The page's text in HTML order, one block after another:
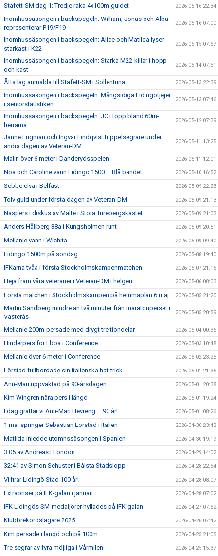
Stafett-SM dag 1: Tredje raka 4x100m-guldet 2026-05-16 22:34
Inomhussäsongen i backspegeln: William, Jonas och Alba
representerar P19/F19
2026-05-16 07:00
Inomhussäsongen i backspegeln: Alice och Matilda lyser
starkast i K22
2026-05-15 07:57
Inomhussäsongen i backspegeln: Starka M22-killar i hopp
och kast
2026-05-14 07:51
Åtta lag anmälda till Stafett-SM i Sollentuna 2026-05-13 22:39
Inomhussäsongen i backspegeln: Mångsidiga Lidingötjejer
i seniorstatistiken
2026-05-13 07:46
Inomhussäsongen i backspegeln: JC i topp bland 60m-
herrarna
2026-05-12 07:39
Janne Engman och Ingvar Lindqvist trippelsegrare under
andra dagen av Veteran-DM
2026-05-11 13:25
Malin över 6 meter i Danderydsspelen 2026-05-11 12:01
Noa och Caroline vann Lidingö 1500 – Blå bandet 2026-05-10 16:52
Sebbe elva i Belfast 2026-05-09 22:23
Tolv guld under första dagen av Veteran-DM 2026-05-09 21:13
Näspers i diskus av Malte i Stora Turebergskastet 2026-05-09 21:03
Anders Hållberg 38a i Kungsholmen runt 2026-05-09 20:51
Mellanie vann i Wichita 2026-05-09 09:40
Lidingö 1500m på söndag 2026-05-08 19:40
IFKarna tvåa i första Stockholmskampenmatchen 2026-05-07 21:15
Heja fram våra veteraner i Veteran-DM i helgen 2026-05-06 08:03
Första matchen i Stockholmskampen på hemmaplan 6 maj 2026-05-05 21:20
Martin Sandberg mindre än två minuter från maratonperset i
Västerås
2026-05-05 20:59
Mellanie 200m-persade med drygt tre tiondelar 2026-05-04 00:36
Hinderpers för Ebba i Conference 2026-05-03 10:48
Mellanie över 6 meter i Conference 2026-05-02 23:25
Lörstad fullbordade sin italienska hat-trick 2026-05-01 21:35
Ann-Mari uppvaktad på 90-årsdagen 2026-05-01 20:38
Kim Wingren nära pers i längd 2026-05-01 19:24
I dag grattar vi Ann-Mari Hevreng – 90 år! 2026-05-01 08:26
1 maj springer Sebastian Lörstad i Italien 2026-04-30 23:43
Matlida inledde utomhssäsongen i Spanien 2026-04-30 19:19
3:05 av Andreas i London 2026-04-29 14:02
32:41 av Simon Schuster i Bålsta Stadslopp 2026-04-28 22:54
Vi firar Lidingö Stad 100 år! 2026-04-28 08:07
Extrapriser på IFK-galan i januari 2026-04-28 07:02
IFK Lidingös SM-medaljörer hyllades på IFK-galan 2026-04-27 07:52
Klubbrekordslagare 2025 2026-04-26 07:42
Kim persade i längd och på 100m 2026-04-25 21:05
Tre segrar av fyra möjliga i Vårmilen 2026-04-25 15:37